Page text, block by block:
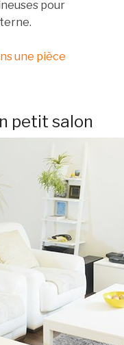
pour
une pièce
petit salon